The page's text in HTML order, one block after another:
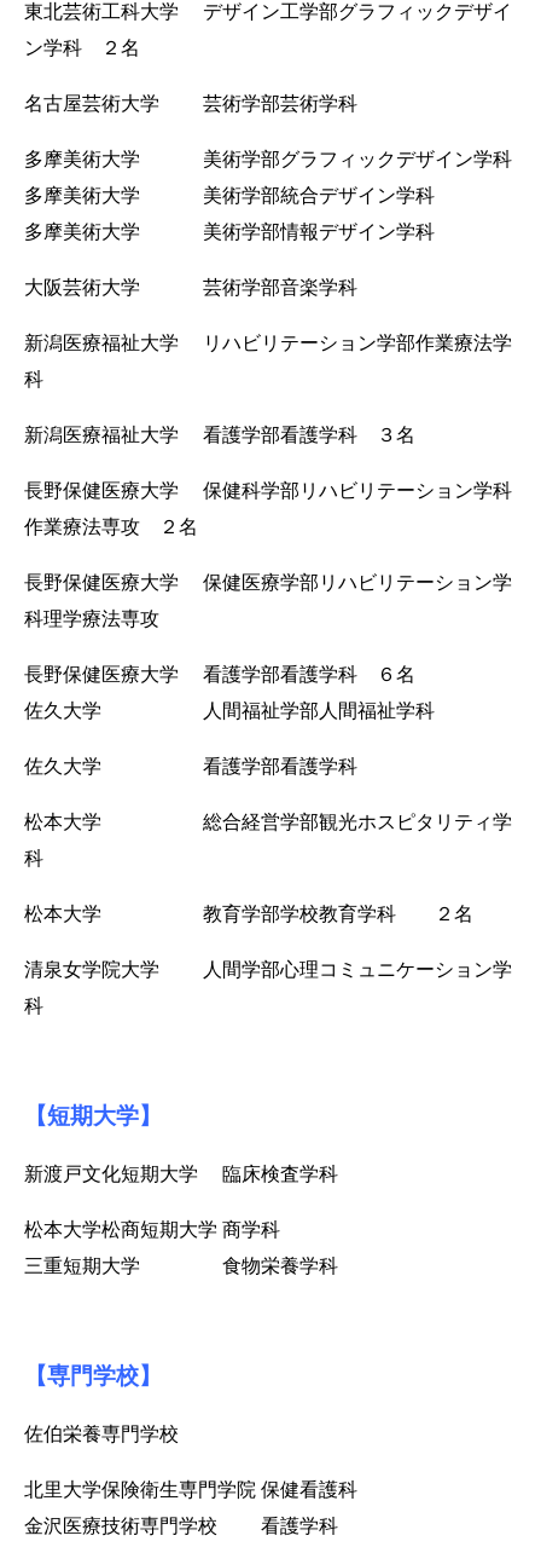
東北芸術工科大学 デザイン工学部グラフィックデザイ
ン学科 ２名
名古屋芸術大学 芸術学部芸術学科
多摩美術大学 美術学部グラフィックデザイン学科
多摩美術大学 美術学部統合デザイン学科
多摩美術大学 美術学部情報デザイン学科
大阪芸術大学 芸術学部音楽学科
新潟医療福祉大学 リハビリテーション学部作業療法学
科
新潟医療福祉大学 看護学部看護学科 ３名
長野保健医療大学 保健科学部リハビリテーション学科
作業療法専攻 ２名
長野保健医療大学 保健医療学部リハビリテーション学
科理学療法専攻
長野保健医療大学 看護学部看護学科 ６名
佐久大学 人間福祉学部人間福祉学科
佐久大学 看護学部看護学科
松本大学 総合経営学部観光ホスピタリティ学
科
松本大学 教育学部学校教育学科 ２名
清泉女学院大学 人間学部心理コミュニケーション学
科
【短期大学】
新渡戸文化短期大学 臨床検査学科
松本大学松商短期大学 商学科
三重短期大学 食物栄養学科
【専門学校】
佐伯栄養専門学校
北里大学保険衛生専門学院 保健看護科
金沢医療技術専門学校 看護学科